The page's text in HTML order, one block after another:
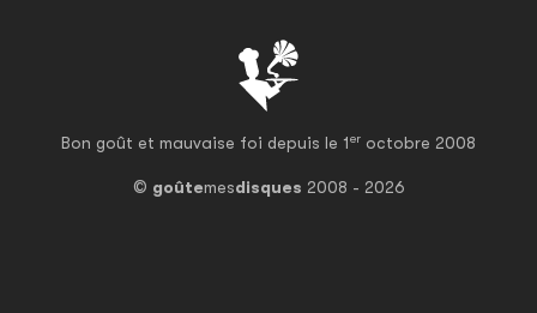
Bon goût et mauvaise foi depuis le 1er octobre 2008
© goûtemesdisques 2008 - 2026